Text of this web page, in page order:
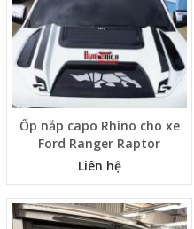
Ốp nắp capo Rhino cho xe
Ford Ranger Raptor
Liên hệ